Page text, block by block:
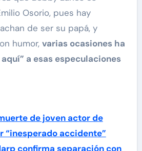
Osorio, pues hay
de ser su papá, y
humor, varias ocasiones ha
a esas especulaciones
de joven actor de
“inesperado accidente”
confirma separación con